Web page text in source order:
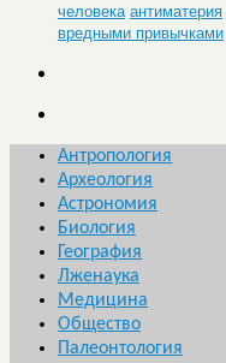
человека антиматерия
вредными привычками
Антропология
Археология
Астрономия
Биология
География
Лженаука
Медицина
Общество
Палеонтология